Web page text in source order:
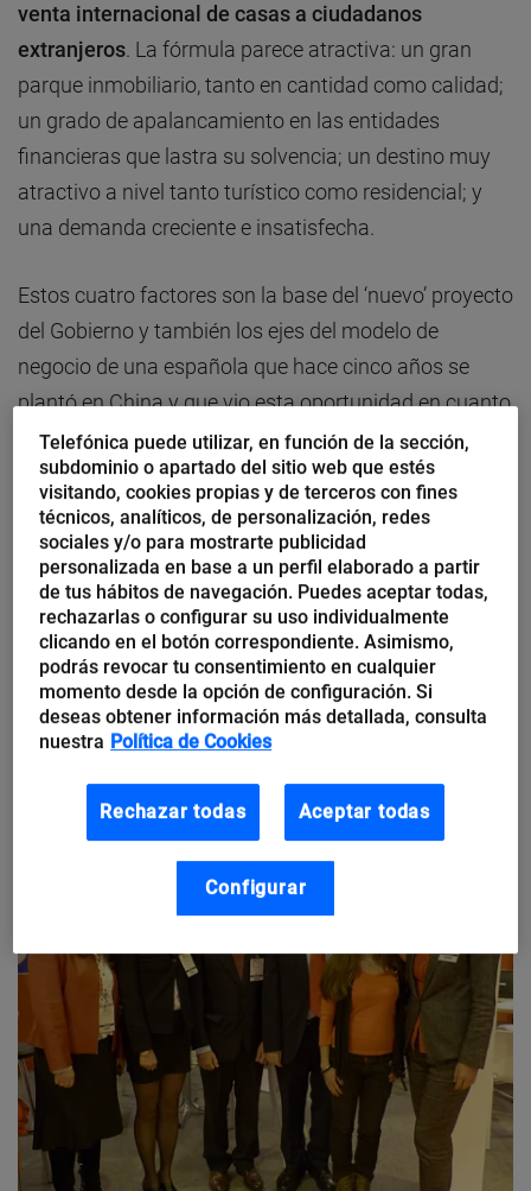
venta internacional de casas a ciudadanos
extranjeros. La fórmula parece atractiva: un gran
parque inmobiliario, tanto en cantidad como calidad;
un grado de apalancamiento en las entidades
financieras que lastra su solvencia; un destino muy
atractivo a nivel tanto turístico como residencial; y
una demanda creciente e insatisfecha.
Estos cuatro factores son la base del ‘nuevo’ proyecto
del Gobierno y también los ejes del modelo de
negocio de una española que hace cinco años se
plantó en China y que vio esta oportunidad en cuanto
la burbuja inmobiliaria estalló en España. Ella es
Sonia Fernández Barrio, un modelo de
emprendedora internacional que en 2011 puso en
marcha Infochina Gestióny lanzó los portales
inmobiliarios www.zhongxidichan.com o
www.vendeyatucasa.com en su versión española.
Telefónica puede utilizar, en función de la sección,
subdominio o apartado del sitio web que estés
visitando, cookies propias y de terceros con fines
técnicos, analíticos, de personalización, redes
sociales y/o para mostrarte publicidad
personalizada en base a un perfil elaborado a partir
de tus hábitos de navegación. Puedes aceptar todas,
rechazarlas o configurar su uso individualmente
clicando en el botón correspondiente. Asimismo,
podrás revocar tu consentimiento en cualquier
momento desde la opción de configuración. Si
deseas obtener información más detallada, consulta
nuestra Política de Cookies
Rechazar todas Aceptar todas
Configurar